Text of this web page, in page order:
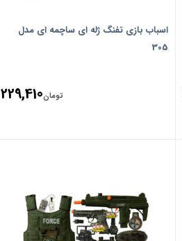
اسباب بازی تفنگ ژله ای ساچمه ای مدل
305
تومان229,410